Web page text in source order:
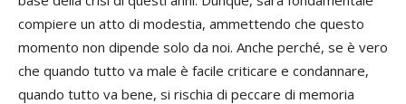
compiere un atto di modestia, ammettendo che questo
momento non dipende solo da noi. Anche perché, se è vero
che quando tutto va male è facile criticare e condannare,
quando tutto va bene, si rischia di peccare di memoria